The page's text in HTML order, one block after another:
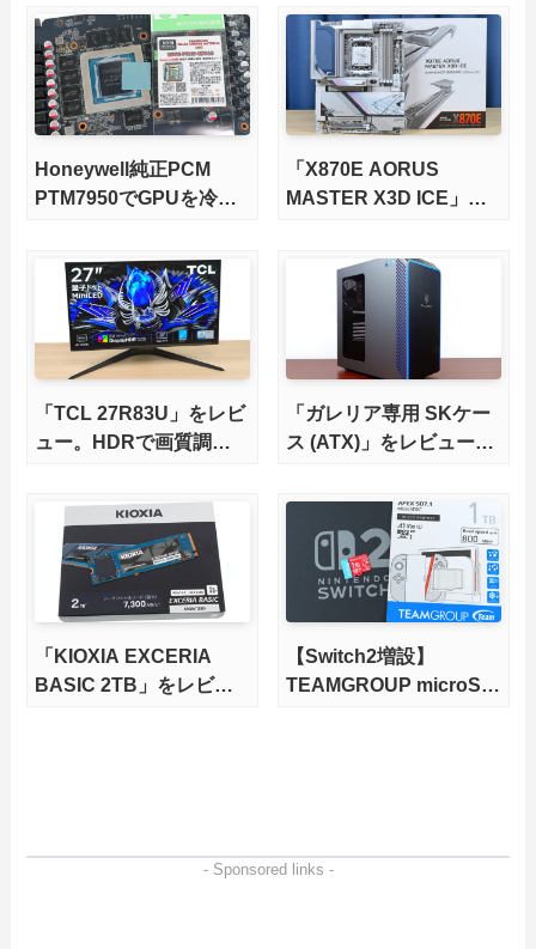
版X870Eマザーボードを
徹底検証
Honeywell純正PCM
PTM7950でGPUを冷や
「X870E AORUS
MASTER X3D ICE」を
さらに高速にする完全版
X870Eマザーボードを徹
「TCL 27R83U」をレビ
ュー。HDRで画質調整
輝度も発揮！
「ガレリア専用 SKケー
ス (ATX)」をレビュー。
的アップグレードの素体
にもなるBTO筐体を完全
「KIOXIA EXCERIA
BASIC 2TB」をレビュ
【Switch2増設】
TEAMGROUP microSD
- Sponsored links -